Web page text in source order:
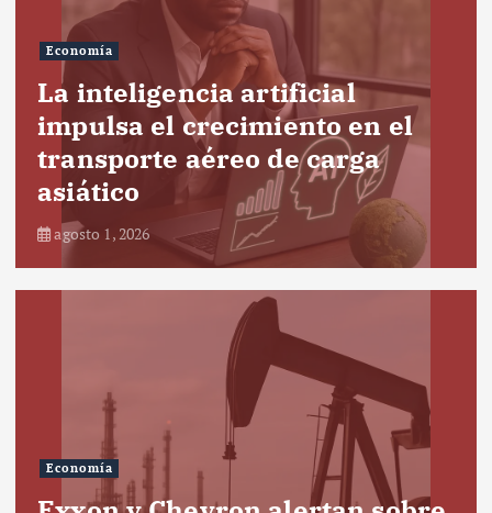
Economía
La inteligencia artificial
impulsa el crecimiento en el
transporte aéreo de carga
asiático
agosto 1, 2026
Economía